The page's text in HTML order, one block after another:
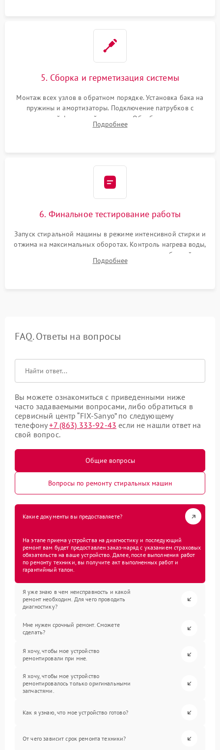
5. Сборка и герметизация системы
Монтаж всех узлов в обратном порядке. Установка бака на
пружины и амортизаторы. Подключение патрубков с
надежной фиксацией хомутами. Обработка стыков
герметиком для предотвращения возможных протечек воды.
Подробнее
6. Финальное тестирование работы
Запуск стиральной машины в режиме интенсивной стирки и
отжима на максимальных оборотах. Контроль нагрева воды,
корректности слива, отсутствия излишних вибраций,
посторонних стуков и протечек под корпусом.
Подробнее
FAQ. Ответы на вопросы
Вы можете ознакомиться с приведенными ниже
часто задаваемыми вопросами, либо обратиться в
сервисный центр “FIX-Sanyo” по следующему
телефону+7 (863) 333-92-43 если не нашли ответ на
свой вопрос.
Общие вопросы
Вопросы по ремонту стиральных машин
Какие документы вы предоставляете?
На этапе приема устройства на диагностику и последующий
ремонт вам будет предоставлен заказ-наряд с указанием страховых
обязательств на ваше устройство. Далее, после выполнения работ
по ремонту техники, вы получите акт выполненных работ и
гарантийный талон.
Я уже знаю в чем неисправность и какой
ремонт необходим. Для чего проводить
диагностику?
Мне нужен срочный ремонт. Сможете
сделать?
Я хочу, чтобы мое устройство
ремонтировали при мне.
Я хочу, чтобы мое устройство
ремонтировалось только оригинальными
запчастями.
Как я узнаю, что мое устройство готово?
От чего зависит срок ремонта техники?